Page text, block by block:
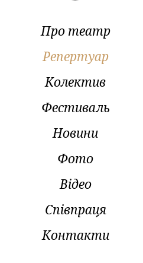
Про театр
Репертуар
Колектив
Фестиваль
Новини
Фото
Відео
Співпраця
Контакти